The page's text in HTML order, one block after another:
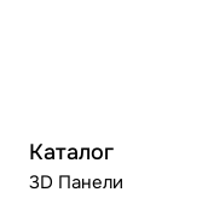
Каталог
3D Панели